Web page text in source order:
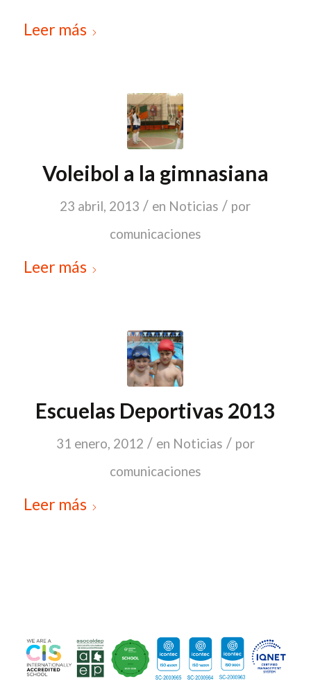
Leer más
Voleibol a la gimnasiana
23 abril, 2013 / en Noticias / por
comunicaciones
Leer más
Escuelas Deportivas 2013
31 enero, 2012 / en Noticias / por
comunicaciones
Leer más